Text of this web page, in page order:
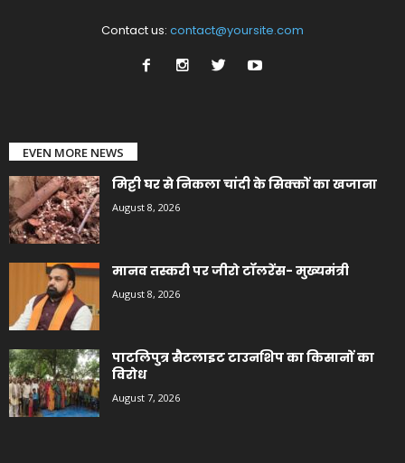
Contact us: contact@yoursite.com
EVEN MORE NEWS
मिट्टी घर से निकला चांदी के सिक्कों का खजाना
August 8, 2026
मानव तस्करी पर जीरो टॉलरेंस- मुख्यमंत्री
August 8, 2026
पाटलिपुत्र सैटलाइट टाउनशिप का किसानों का
विरोध
August 7, 2026